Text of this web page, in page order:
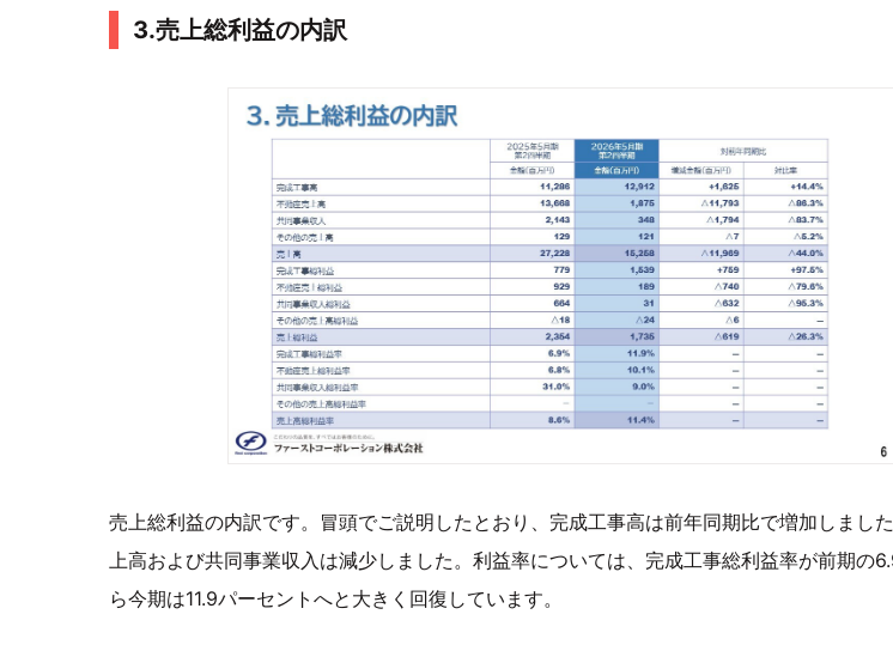
3.売上総利益の内訳
売上総利益の内訳です。冒頭でご説明したとおり、完成工事高は前年同期比で増加しまし
上高および共同事業収入は減少しました。利益率については、完成工事総利益率が前期の
ら今期は11.9パーセントへと大きく回復しています。